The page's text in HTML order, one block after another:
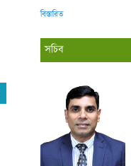
বিস্তারিত
সচিব